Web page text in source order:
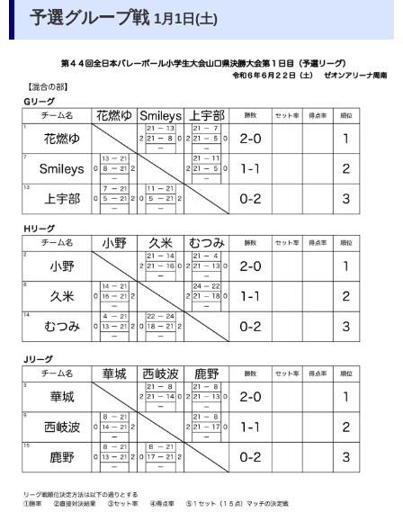
予選グループ戦 1月1日(土)